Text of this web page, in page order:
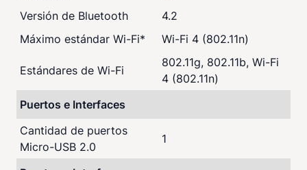
Versión de Bluetooth
4.2
Máximo estándar Wi-Fi* Wi-Fi 4 (802.11n)
Estándares de Wi-Fi
802.11g, 802.11b, Wi-Fi
4 (802.11n)
Puertos e Interfaces
Cantidad de puertos
Micro-USB 2.0
1